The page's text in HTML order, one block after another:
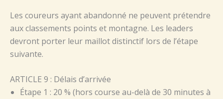
Les coureurs ayant abandonné ne peuvent prétendre
aux classements points et montagne. Les leaders
devront porter leur maillot distinctif lors de l’étape
suivante.
ARTICLE 9 : Délais d’arrivée
Étape 1 : 20 % (hors course au-delà de 30 minutes à